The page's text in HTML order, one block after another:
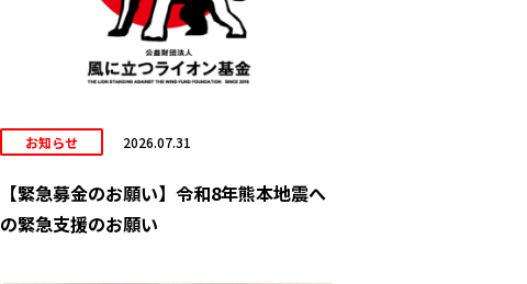
お知らせ 2026.07.31
【緊急募金のお願い】令和8年熊本地震へ
の緊急支援のお願い